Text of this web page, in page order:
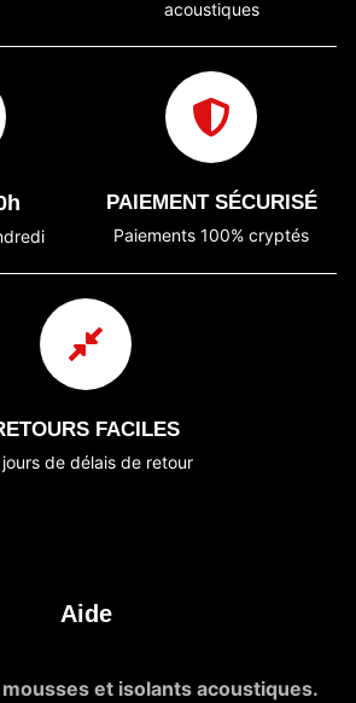
acoustiques
PAIEMENT SÉCURISÉ
Paiements 100% cryptés
FACILES
de délais de retour
Aide
et isolants acoustiques.